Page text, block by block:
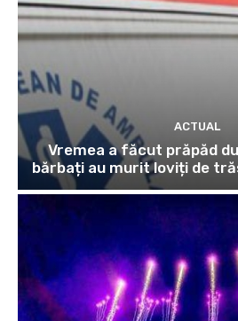
ACTUAL
Vremea a făcut prăpăd
bărbați au murit loviți de